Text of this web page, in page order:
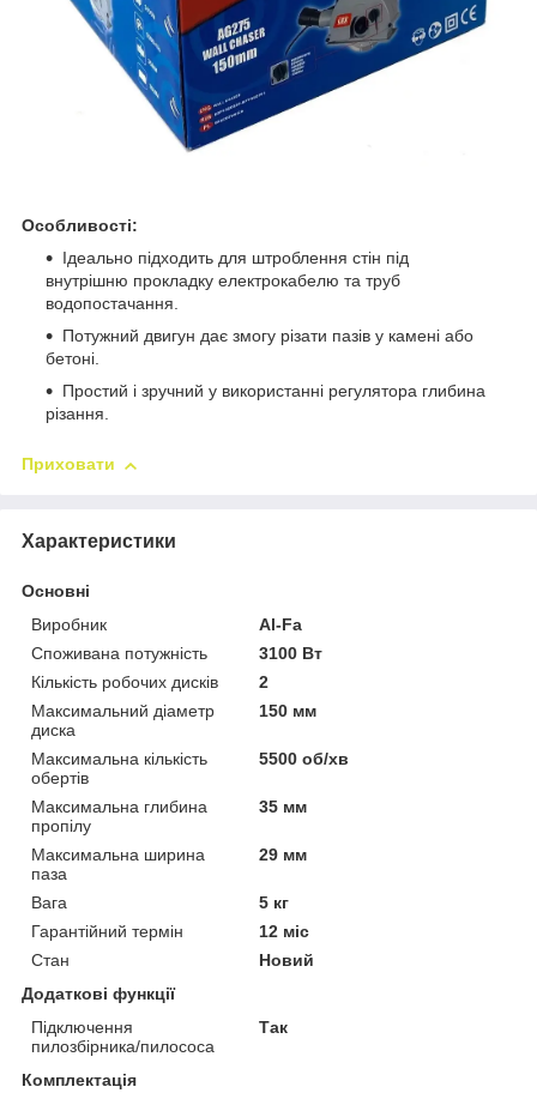
Особливості:
Ідеально підходить для штроблення стін під
внутрішню прокладку електрокабелю та труб
водопостачання.
Потужний двигун дає змогу різати пазів у камені або
бетоні.
Простий і зручний у використанні регулятора глибина
різання.
Приховати
Характеристики
Основні
Виробник
Al-Fa
Споживана потужність
3100 Вт
Кількість робочих дисків
2
Максимальний діаметр
диска
150 мм
Максимальна кількість
обертів
5500 об/хв
Максимальна глибина
пропілу
35 мм
Максимальна ширина
паза
29 мм
Вага
5 кг
Гарантійний термін
12 міс
Стан
Новий
Додаткові функції
Підключення
пилозбірника/пилососа
Так
Комплектація